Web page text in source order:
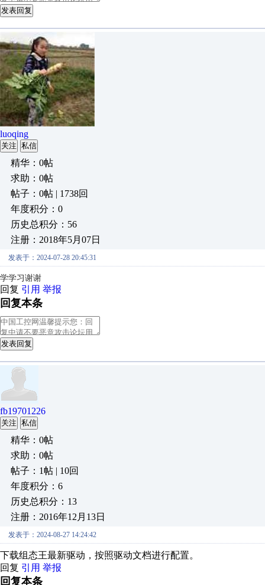
发表回复
luoqing
关注 私信
精华：0帖
求助：0帖
帖子：0帖 | 1738回
年度积分：0
历史总积分：56
注册：2018年5月07日
发表于：2024-07-28 20:45:31
学学习谢谢
回复 引用 举报
回复本条
发表回复
fb19701226
关注 私信
精华：0帖
求助：0帖
帖子：1帖 | 10回
年度积分：6
历史总积分：13
注册：2016年12月13日
发表于：2024-08-27 14:24:42
下载组态王最新驱动，按照驱动文档进行配置。
回复 引用 举报
回复本条